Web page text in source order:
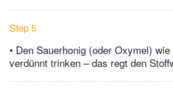
Step 5
• Den Sauerhonig (oder Oxymel)
verdünnt trinken – das regt den